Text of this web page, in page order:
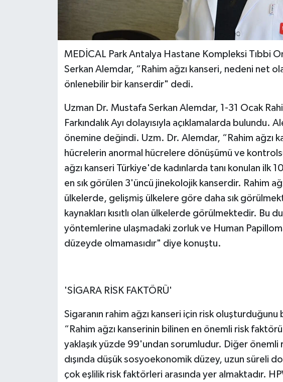
MEDİCAL Park Antalya Hastane Kompleksi Tıbbi
Serkan Alemdar, “Rahim ağzı kanseri, nedeni net
önlenebilir bir kanserdir" dedi.
Uzman Dr. Mustafa Serkan Alemdar, 1-31 Ocak
Farkındalık Ayı dolayısıyla açıklamalarda bulundu.
önemine değindi. Uzm. Dr. Alemdar, “Rahim ağzı
hücrelerin anormal hücrelere dönüşümü ve
ağzı kanseri Türkiye'de kadınlarda tanı konulan ilk
en sık görülen 3'üncü jinekolojik kanserdir. Rahim
ülkelerde, gelişmiş ülkelere göre daha sık
kaynakları kısıtlı olan ülkelerde görülmektedir. Bu
yöntemlerine ulaşmadaki zorluk ve Human
düzeyde olmamasıdır" diye konuştu.
'SİGARA RİSK FAKTÖRÜ'
Sigaranın rahim ağzı kanseri için risk
“Rahim ağzı kanserinin bilinen en önemli risk
yaklaşık yüzde 99'undan sorumludur. Diğer önemli
dışında düşük sosyoekonomik düzey, uzun süreli
çok eşlilik risk faktörleri arasında yer almaktadır.